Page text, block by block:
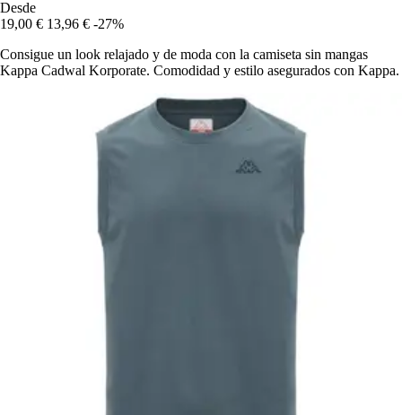
Desde
19,00 € 13,96 € -27%
Consigue un look relajado y de moda con la camiseta sin mangas
Kappa Cadwal Korporate. Comodidad y estilo asegurados con Kappa.